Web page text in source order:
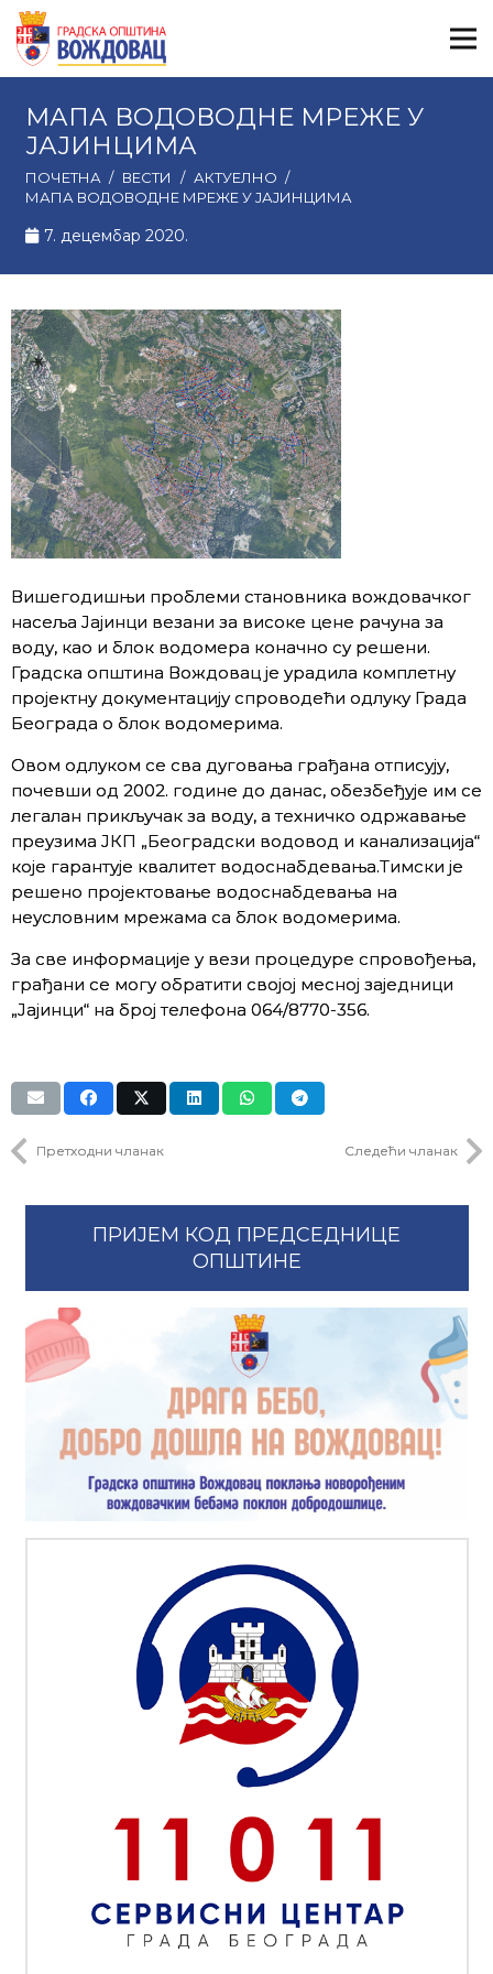
МАПА ВОДОВОДНЕ МРЕЖЕ У
ЈАЈИНЦИМА
ПОЧЕТНА / ВЕСТИ / АКТУЕЛНО /
МАПА ВОДОВОДНЕ МРЕЖЕ У ЈАЈИНЦИМА
7. децембар 2020.
Вишегодишњи проблеми становника вождовачког
насеља Јајинци везани за високе цене рачуна за
воду, као и блок водомера коначно су решени.
Градска општина Вождовац је урадила комплетну
пројектну документацију спроводећи одлуку Града
Београда о блок водомерима.
Овом одлуком се сва дуговања грађана отписују,
почевши од 2002. године до данас, обезбеђује им се
легалан прикључак за воду, а техничко одржавање
преузима ЈКП „Београдски водовод и канализација“
које гарантује квалитет водоснабдевања.Тимски је
решено пројектовање водоснабдевања на
неусловним мрежама са блок водомерима.
За све информације у вези процедуре спровођења,
грађани се могу обратити својој месној заједници
„Јајинци“ на број телефона 064/8770-356.
Претходни чланак Следећи чланак
ПРИЈЕМ КОД ПРЕДСЕДНИЦЕ
ОПШТИНЕ